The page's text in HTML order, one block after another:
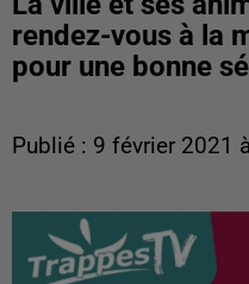
rendez-vous à la
pour une bonne
Publié : 9 février 2021